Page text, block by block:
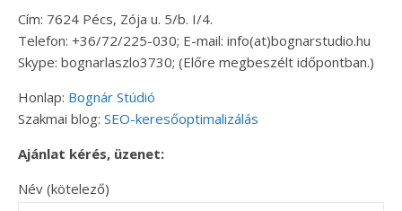
Cím: 7624 Pécs, Zója u. 5/b. I/4.
Telefon: +36/72/225-030; E-mail: info(at)bognarstudio.hu
Skype: bognarlaszlo3730; (Előre megbeszélt időpontban.)
Honlap: Bognár Stúdió
Szakmai blog: SEO-keresőoptimalizálás
Ajánlat kérés, üzenet:
Név (kötelező)